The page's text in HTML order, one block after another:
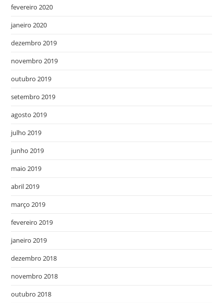
fevereiro 2020
janeiro 2020
dezembro 2019
novembro 2019
outubro 2019
setembro 2019
agosto 2019
julho 2019
junho 2019
maio 2019
abril 2019
março 2019
fevereiro 2019
janeiro 2019
dezembro 2018
novembro 2018
outubro 2018